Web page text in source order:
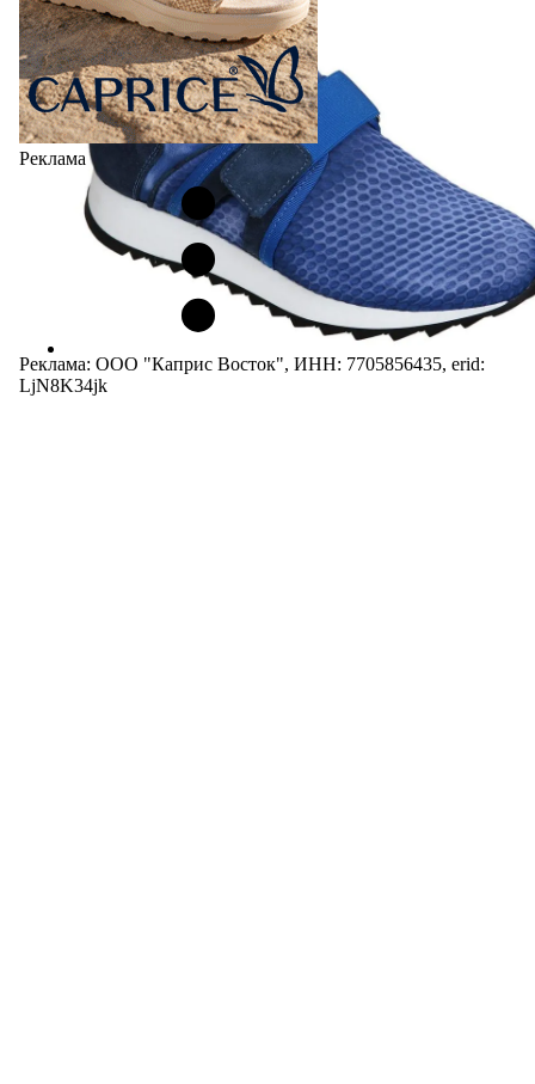
Реклама
Реклама: ООО "Каприс Восток", ИНН: 7705856435, erid:
LjN8K34jk